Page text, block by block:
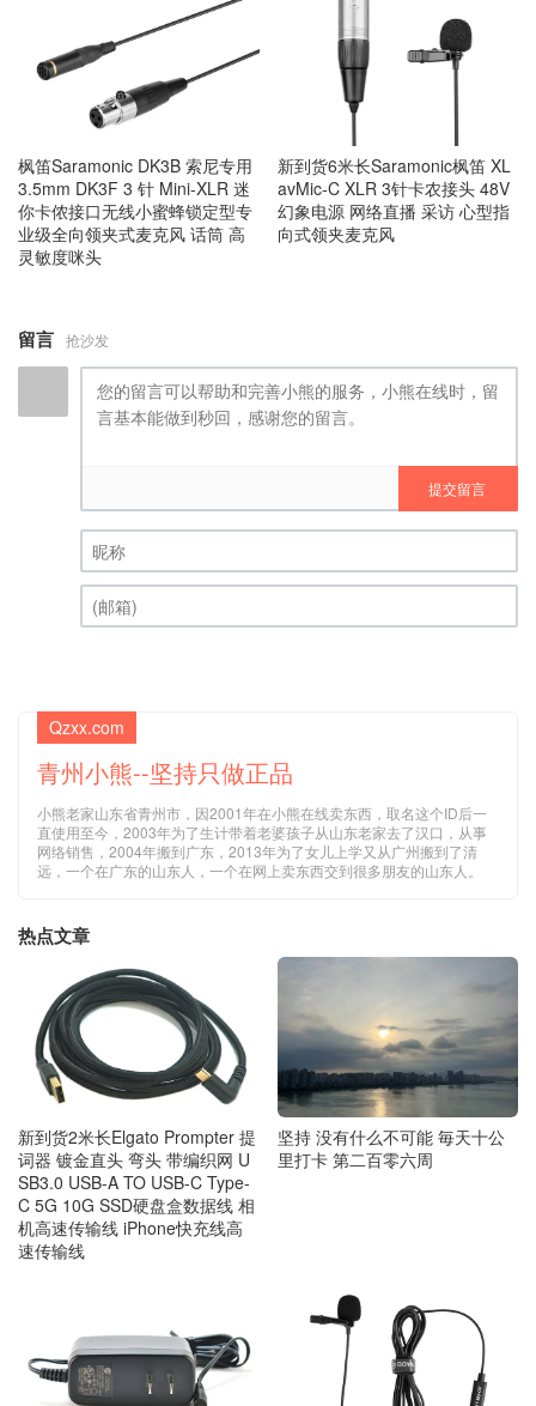
枫笛Saramonic DK3B 索尼专用
3.5mm DK3F 3 针 Mini-XLR 迷
你卡侬接口无线小蜜蜂锁定型专
业级全向领夹式麦克风 话筒 高
灵敏度咪头
新到货6米长Saramonic枫笛 XL
avMic-C XLR 3针卡农接头 48V
幻象电源 网络直播 采访 心型指
向式领夹麦克风
留言 抢沙发
提交留言
昵称 (必填)
Qzxx.com
青州小熊--坚持只做正品
小熊老家山东省青州市，因2001年在小熊在线卖东西，取名这个ID后一
直使用至今，2003年为了生计带着老婆孩子从山东老家去了汉口，从事
网络销售，2004年搬到广东，2013年为了女儿上学又从广州搬到了清
远，一个在广东的山东人，一个在网上卖东西交到很多朋友的山东人。
热点文章
新到货2米长Elgato Prompter 提
词器 镀金直头 弯头 带编织网 U
SB3.0 USB-A TO USB-C Type-
C 5G 10G SSD硬盘盒数据线 相
机高速传输线 iPhone快充线高
速传输线
坚持 没有什么不可能 毎天十公
里打卡 第二百零六周